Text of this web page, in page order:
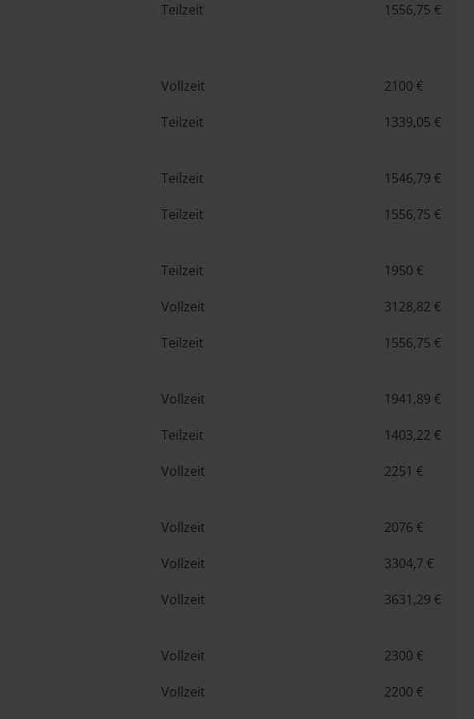
Teilzeit 1556,75 €
Vollzeit 2100 €
Teilzeit 1339,05 €
Teilzeit 1546,79 €
Teilzeit 1556,75 €
Teilzeit 1950 €
Vollzeit 3128,82 €
Teilzeit 1556,75 €
Vollzeit 1941,89 €
Teilzeit 1403,22 €
Vollzeit 2251 €
Vollzeit 2076 €
Vollzeit 3304,7 €
Vollzeit 3631,29 €
Vollzeit 2300 €
Vollzeit 2200 €